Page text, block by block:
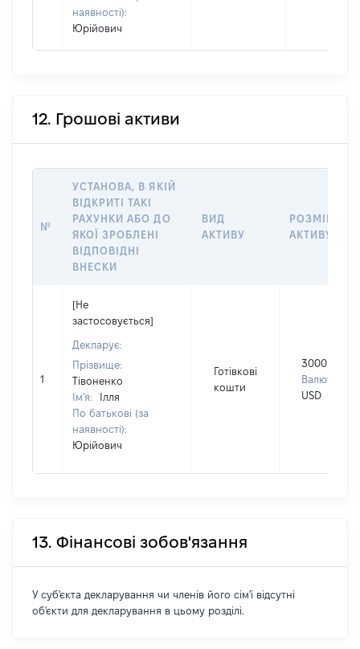
наявності):
Юрійович
12. Грошові активи
№
УСТАНОВА, В ЯКІЙ
ВІДКРИТІ ТАКІ
РАХУНКИ АБО ДО
ЯКОЇ ЗРОБЛЕНІ
ВІДПОВІДНІ
ВНЕСКИ
ВИД
АКТИВУ
РОЗМІР
АКТИВУ
1
[Не
застосовується]
Декларує:
Прізвище:
Тівоненко
Ім'я:
Ілля
По батькові (за
наявності):
Юрійович
Готівкові
кошти
3000
Валюта:
USD
13. Фінансові зобов'язання
У суб'єкта декларування чи членів його сім'ї відсутні
об'єкти для декларування в цьому розділі.